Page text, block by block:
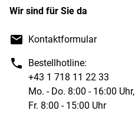
Wir sind für Sie da
Kontaktformular
Bestellhotline:
+43 1 718 11 22 33
Mo. - Do. 8:00 - 16:00 Uhr,
Fr. 8:00 - 15:00 Uhr